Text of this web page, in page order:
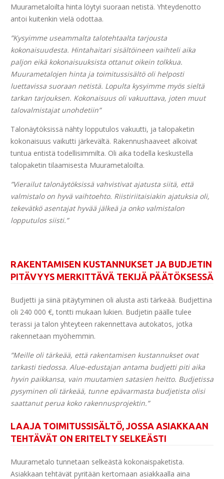
Muurametaloilta hinta löytyi suoraan netistä. Yhteydenotto
antoi kuitenkin vielä odottaa.
”Kysyimme useammalta talotehtaalta tarjousta
kokonaisuudesta. Hintahaitari sisältöineen vaihteli aika
paljon eikä kokonaisuuksista ottanut oikein tolkkua.
Muurametalojen hinta ja toimitussisältö oli helposti
luettavissa suoraan netistä. Lopulta kysyimme myös sieltä
tarkan tarjouksen. Kokonaisuus oli vakuuttava, joten muut
talovalmistajat unohdetiin”
Talonäytöksissä nähty lopputulos vakuutti, ja talopaketin
kokonaisuus vaikutti järkevältä. Rakennushaaveet alkoivat
tuntua entistä todellisimmilta. Oli aika todella keskustella
talopaketin tilaamisesta Muurametaloilta.
”Vierailut talonäytöksissä vahvistivat ajatusta siitä, että
valmistalo on hyvä vaihtoehto. Riistiriitaisiakin ajatuksia oli,
tekevätkö asentajat hyvää jälkeä ja onko valmistalon
lopputulos siisti.”
RAKENTAMISEN KUSTANNUKSET JA BUDJETIN
PITÄVYYS MERKITTÄVÄ TEKIJÄ PÄÄTÖKSESSÄ
Budjetti ja siinä pitäytyminen oli alusta asti tärkeää. Budjettina
oli 240 000 €, tontti mukaan lukien. Budjetin päälle tulee
terassi ja talon yhteyteen rakennettava autokatos, jotka
rakennetaan myöhemmin.
”Meille oli tärkeää, että rakentamisen kustannukset ovat
tarkasti tiedossa. Alue-edustajan antama budjetti piti aika
hyvin paikkansa, vain muutamien satasien heitto. Budjetissa
pysyminen oli tärkeää, tunne epävarmasta budjetista olisi
saattanut perua koko rakennusprojektin.”
LAAJA TOIMITUSSISÄLTÖ, JOSSA ASIAKKAAN
TEHTÄVÄT ON ERITELTY SELKEÄSTI
Muurametalo tunnetaan selkeästä kokonaispaketista.
Asiakkaan tehtävät pyritään kertomaan asiakkaalla aina